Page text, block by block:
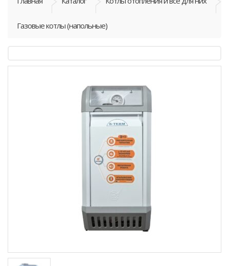
Газовые котлы (напольные)